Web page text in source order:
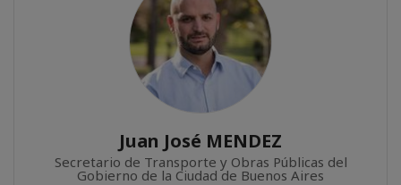
Juan José MENDEZ
Secretario de Transporte y Obras Públicas del
Gobierno de la Ciudad de Buenos Aires